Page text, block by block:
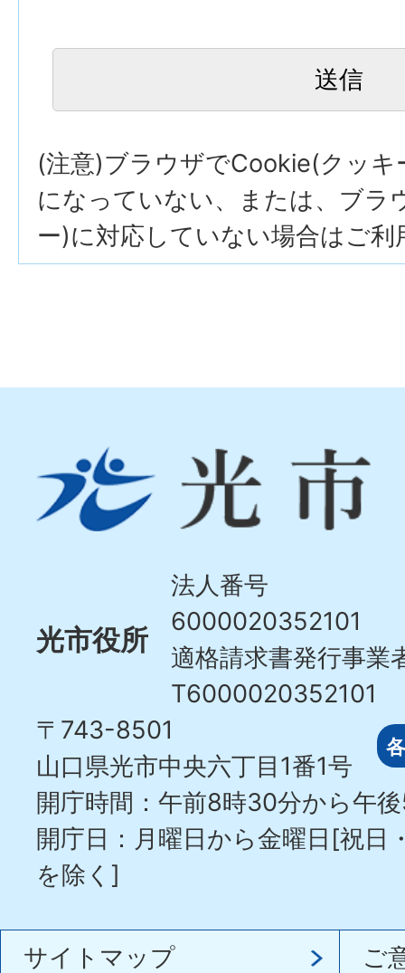
(注意)ブラウザでCookie(クッキ
になっていない、または、ブラ
ー)に対応していない場合はご利
市
Hikari
光市役所
法人番号
6000020352101
適格請求書発行事業
T6000020352101
〒743-8501
山口県光市中央六丁目1番1号
開庁時間：午前8時30分から午
開庁日：月曜日から金曜日[祝日
を除く]
サイトマップ
ご